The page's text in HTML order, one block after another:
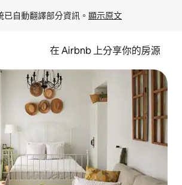
已自動翻譯部分資訊。 顯示原文
在 Airbnb 上分享你的房源